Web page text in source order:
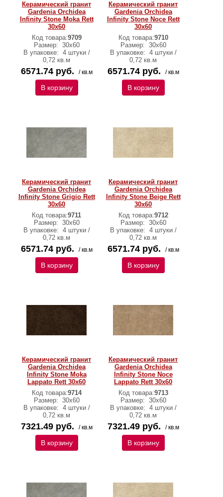
Керамический гранит
Gardenia Orchidea
Infinity Stone Moka Rett
30х60
Код товара:9709
Размер: 30х60
В упаковке: 4 штуки /
0,72 кв.м
6571.74 руб. / кв.м
В корзину
Керамический гранит
Gardenia Orchidea
Infinity Stone Noce Rett
30х60
Код товара:9710
Размер: 30х60
В упаковке: 4 штуки /
0,72 кв.м
6571.74 руб. / кв.м
В корзину
Керамический гранит
Gardenia Orchidea
Infinity Stone Grigio Rett
30х60
Код товара:9711
Размер: 30х60
В упаковке: 4 штуки /
0,72 кв.м
6571.74 руб. / кв.м
В корзину
Керамический гранит
Gardenia Orchidea
Infinity Stone Beige Rett
30х60
Код товара:9712
Размер: 30х60
В упаковке: 4 штуки /
0,72 кв.м
6571.74 руб. / кв.м
В корзину
Керамический гранит
Gardenia Orchidea
Infinity Stone Moka
Lappato Rett 30х60
Код товара:9714
Размер: 30х60
В упаковке: 4 штуки /
0,72 кв.м
7321.49 руб. / кв.м
В корзину
Керамический гранит
Gardenia Orchidea
Infinity Stone Noce
Lappato Rett 30х60
Код товара:9713
Размер: 30х60
В упаковке: 4 штуки /
0,72 кв.м
7321.49 руб. / кв.м
В корзину